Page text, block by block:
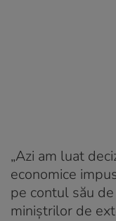
„Azi am luat
economice
pe contul său
miniştrilor de